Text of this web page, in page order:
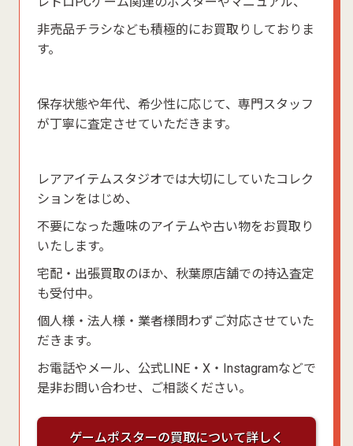
非売品チラシなども積極的にお買取りしておりま
す。
保存状態や年代、希少性に応じて、専門スタッフ
が丁寧に査定させていただきます。
レアアイテムスタジオでは大切にしていたコレク
ションをはじめ、
不要になった趣味のアイテムや古い物をお買取り
いたします。
宅配・出張買取のほか、秋葉原店舗での持込査定
も受付中。
個人様・法人様・業者様問わずご対応させていた
だきます。
お電話やメール、公式LINE・X・Instagramなどで
是非お問い合わせ、ご相談ください。
ゲームポスターの買取について詳しく